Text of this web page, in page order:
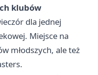
klubów
dla jednej
Miejsce na
młodszych, ale też